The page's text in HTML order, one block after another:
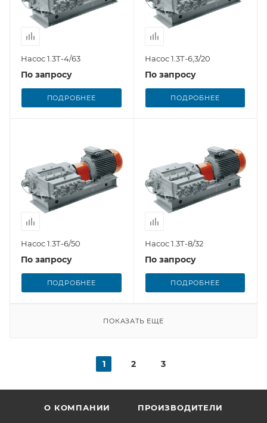
Насос 1.3Т-4/63
По запросу
ПОДРОБНЕЕ
Насос 1.3Т-6,3/20
По запросу
ПОДРОБНЕЕ
Насос 1.3Т-6/50
По запросу
ПОДРОБНЕЕ
Насос 1.3Т-8/32
По запросу
ПОДРОБНЕЕ
ПОКАЗАТЬ ЕЩЕ
1 2 3
О КОМПАНИИ ПРОИЗВОДИТЕЛИ